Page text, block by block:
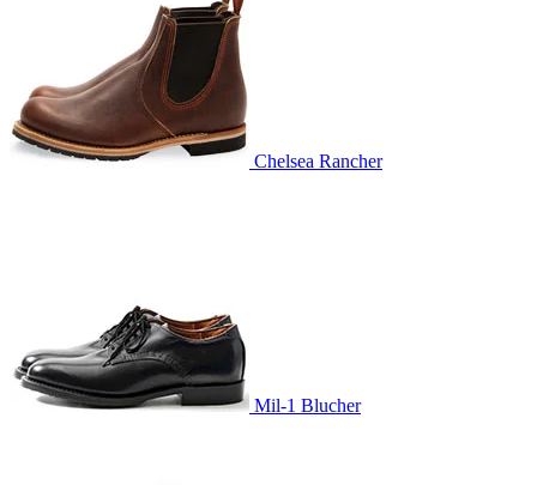
Chelsea Rancher
Mil-1 Blucher